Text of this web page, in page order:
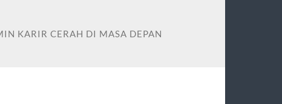
KARIR CERAH DI MASA DEPAN